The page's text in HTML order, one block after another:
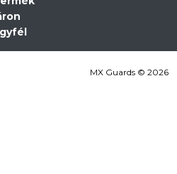
MX Guards © 2026